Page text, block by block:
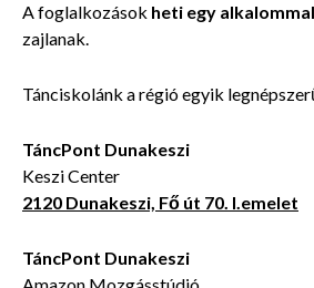
A foglalkozások heti egy alkalommal
zajlanak.
Tánciskolánk a régió egyik
TáncPont Dunakeszi
Keszi Center
2120 Dunakeszi, Fő út 70. I.emelet
TáncPont Dunakeszi